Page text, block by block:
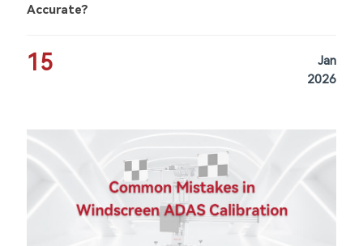
Accurate?
15
Jan
2026